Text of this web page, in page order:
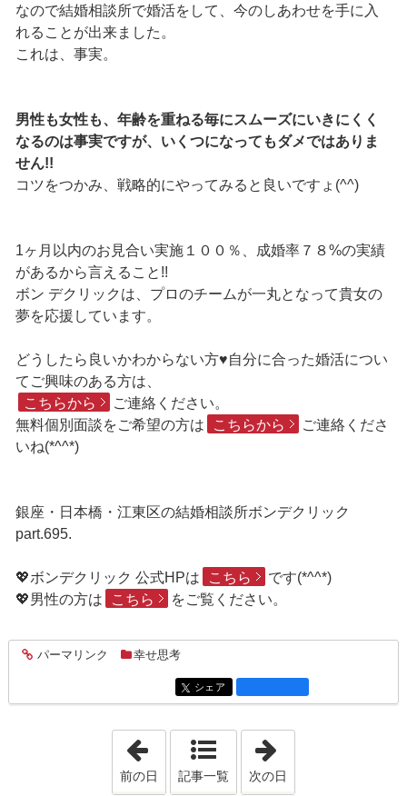
なので結婚相談所で婚活をして、今のしあわせを手に入
れることが出来ました。
これは、事実。
男性も女性も、年齢を重ねる毎にスムーズにいきにくく
なるのは事実ですが、いくつになってもダメではありま
せん!!
コツをつかみ、戦略的にやってみると良いですょ(^^)
1ヶ月以内のお見合い実施１００％、成婚率７８%の実績
があるから言えること!!
ボン デクリックは、プロのチームが一丸となって貴女の
夢を応援しています。
どうしたら良いかわからない方♥自分に合った婚活につい
てご興味のある方は、
こちらから
ご連絡ください。
無料個別面談をご希望の方は
こちらから
ご連絡くださ
いね(*^^*)
銀座・日本橋・江東区の結婚相談所ボンデクリック
part.695.
💖ボンデクリック 公式HPは こちら
です(*^^*)
💖男性の方は
こちら をご覧ください。
entry2323
パーマリンク 幸せ思考
entry2323
シェア
「2020年1月26日」
前の日 記事一覧 次の日